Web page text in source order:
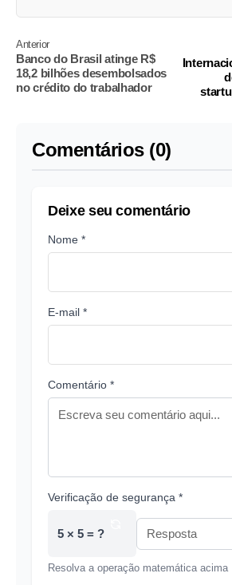
Anterior
Banco do Brasil atinge R$
18,2 bilhões desembolsados
no crédito do trabalhador
Comentários (0)
Deixe seu comentário
Nome *
E-mail *
Comentário *
Verificação de segurança *
5 × 5 = ?
Resolva a operação matemática acima